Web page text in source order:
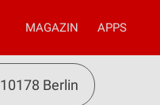
MAGAZIN APPS
10178 Berlin